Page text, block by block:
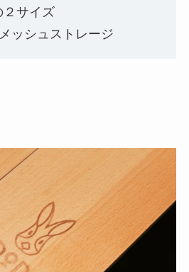
サイズ
ッシュストレージ